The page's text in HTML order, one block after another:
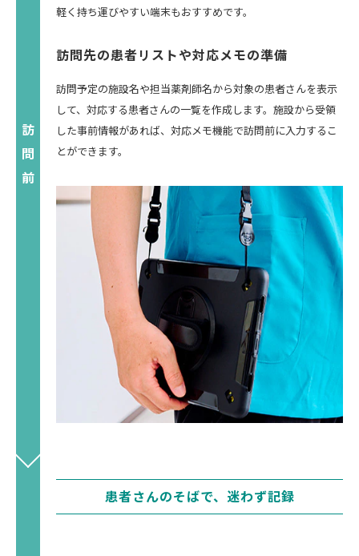
軽く持ち運びやすい端末もおすすめです。
訪問先の患者リストや対応メモの準備
訪問予定の施設名や担当薬剤師名から対象の患者さんを表示
して、対応する患者さんの一覧を作成します。施設から受領
した事前情報があれば、対応メモ機能で訪問前に入力するこ
とができます。
患者さんのそばで、迷わず記録